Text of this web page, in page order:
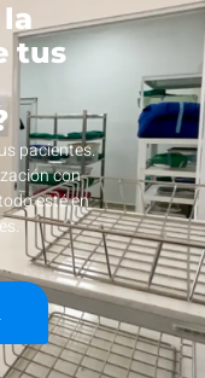
tus
pacientes.
con
esté en